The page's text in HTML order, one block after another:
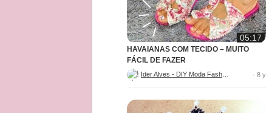
05:17
HAVAIANAS COM TECIDO – MUITO
FÁCIL DE FAZER
· 8 y